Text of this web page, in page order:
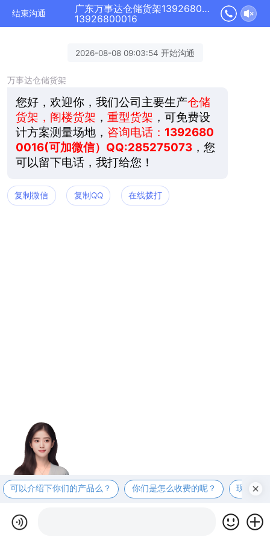
结束沟通
广东万事达仓储货架13926800016正在为您服务
13926800016
2026-08-08 09:03:54 开始沟通
万事达仓储货架
您好，欢迎你，我们公司主要生产仓储
货架，阁楼货架 ， 重型货架 ，可免费设
计方案测量场地， 咨询电话： 1392680
0016(可加微信）QQ:285275073，您
可以留下电话，我打给您！
复制微信 复制QQ 在线拨打
可以介绍下你们的产品么？ 你们是怎么收费的呢？ 现在有